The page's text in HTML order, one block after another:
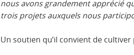
nous avons grandement apprécié
trois projets auxquels nous
Un soutien qu’il convient de